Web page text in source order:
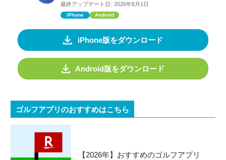
最終アップデート日: 2026年8月1日
iPhone Android
iPhone版をダウンロード
Android版をダウンロード
ゴルフアプリのおすすめはこちら
【2026年】おすすめのゴルフアプリ